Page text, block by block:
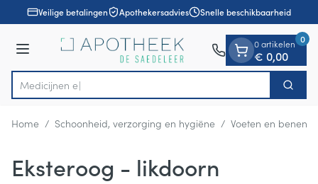
Ga naar de inhoud
1 van 1Veilige betalingen Apothekersadvies Snelle beschikbaarheid
Menu
Product, merk, categorie... Zoek
0 artikelen
€ 0,00
0
Home / Schoonheid, verzorging en hygiëne / Voeten en benen
Eksteroog - likdoorn